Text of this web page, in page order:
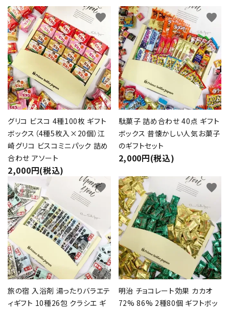
グリコ ビスコ 4種100枚 ギフト
ボックス（4種5枚入×20個）江
崎グリコ ビスコミニパック 詰め
合わせ アソート
2,000円(税込)
favorite
駄菓子 詰め合わせ 40点 ギフト
ボックス 昔懐かしい人気お菓子
のギフトセット
2,000円(税込)
favorite
旅の宿 入浴剤 湯ったりバラエテ
ィギフト 10種26包 クラシエ ギ
favorite
明治 チョコレート効果 カカオ
72% 86% 2種80個 ギフトボッ
favorite